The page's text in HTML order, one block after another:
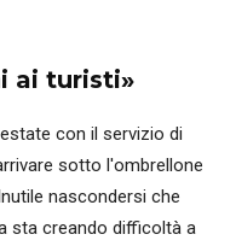
ai turisti»
con il servizio di
sotto l'ombrellone
nascondersi che
sta creando difficoltà a